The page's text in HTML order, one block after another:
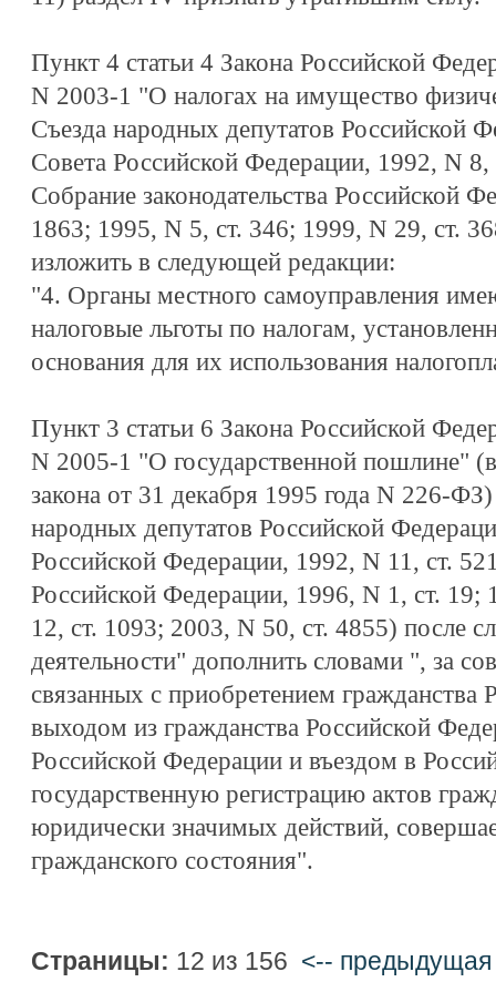
Пункт 4 статьи 4 Закона Российской
N 2003-1 "О налогах на имущество
Съезда народных депутатов Российской
Совета Российской Федерации, 1992, N
Собрание законодательства Российской
1863; 1995, N 5, ст. 346; 1999, N 29, ст.
изложить в следующей редакции:
"4. Органы местного самоуправления
налоговые льготы по налогам,
основания для их использования
Пункт 3 статьи 6 Закона Российской
N 2005-1 "О государственной пошлине"
закона от 31 декабря 1995 года N 226-
народных депутатов Российской
Российской Федерации, 1992, N 11, ст.
Российской Федерации, 1996, N 1, ст. 19;
12, ст. 1093; 2003, N 50, ст. 4855) после
деятельности" дополнить словами ", за
связанных с приобретением гражданства
выходом из гражданства Российской
Российской Федерации и въездом в
государственную регистрацию актов
юридически значимых действий,
гражданского состояния".
Страницы: 12 из 156 <-- предыдущая